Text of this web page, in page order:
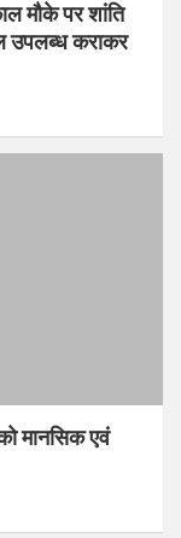
मौके पर शांति
उपलब्ध कराकर
मानसिक एवं